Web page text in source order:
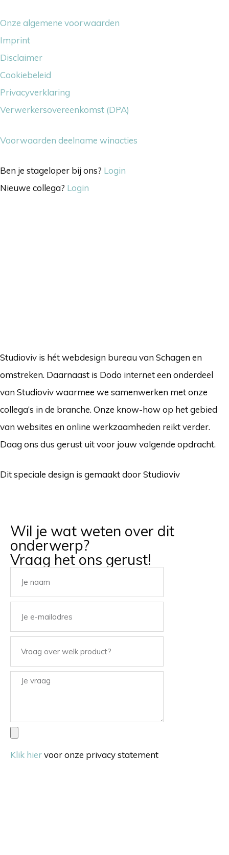
Onze algemene voorwaarden
Imprint
Disclaimer
Cookiebeleid
Privacyverklaring
Verwerkersovereenkomst (DPA)
Voorwaarden deelname winacties
Ben je stageloper bij ons? Login
Nieuwe collega? Login
Studioviv is hét webdesign bureau van Schagen en
omstreken. Daarnaast is Dodo internet een onderdeel
van Studioviv waarmee we samenwerken met onze
collega’s in de branche. Onze know-how op het gebied
van websites en online werkzaamheden reikt verder.
Daag ons dus gerust uit voor jouw volgende opdracht.
Dit speciale design is gemaakt door Studioviv
Wil je wat weten over dit
onderwerp?
Vraag het ons gerust!
Klik hiervoor onze privacy statement